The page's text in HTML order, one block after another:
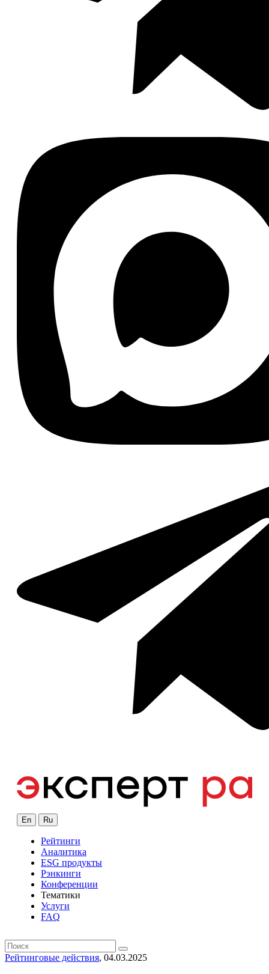
En Ru
Рейтинги
Аналитика
ESG продукты
Рэнкинги
Конференции
Тематики
Услуги
FAQ
Рейтинговые действия, 04.03.2025